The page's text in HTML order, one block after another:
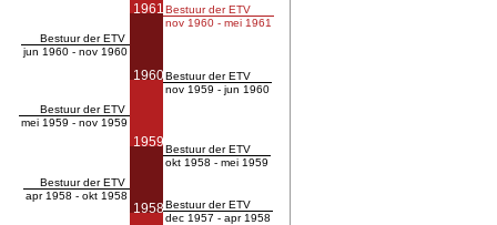
Bestuur der ETV
jun 1960 - nov 1960
Bestuur der ETV
mei 1959 - nov 1959
Bestuur der ETV
apr 1958 - okt 1958
1961
1960
1959
1958
Bestuur der ETV
nov 1960 - mei 1961
Bestuur der ETV
nov 1959 - jun 1960
Bestuur der ETV
okt 1958 - mei 1959
Bestuur der ETV
dec 1957 - apr 1958